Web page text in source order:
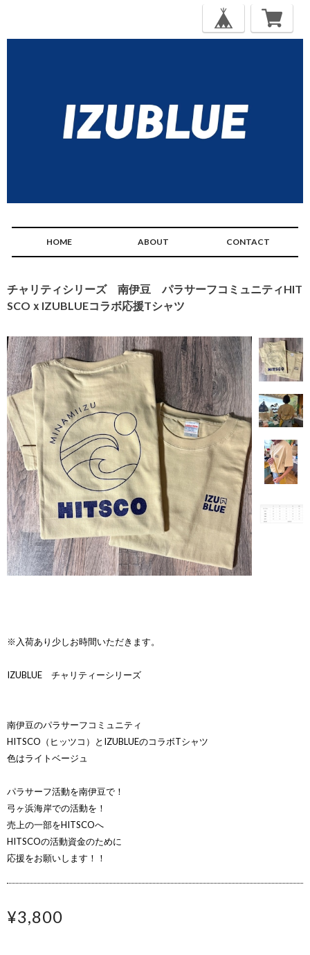
HOME ABOUT CONTACT
チャリティシリーズ 南伊豆 パラサーフコミュニティHIT
SCOｘIZUBLUEコラボ応援Tシャツ
※入荷あり少しお時間いただきます。
IZUBLUE チャリティーシリーズ
南伊豆のパラサーフコミュニティ
HITSCO（ヒッツコ）とIZUBLUEのコラボTシャツ
色はライトベージュ
パラサーフ活動を南伊豆で！
弓ヶ浜海岸での活動を！
売上の一部をHITSCOへ
HITSCOの活動資金のために
応援をお願いします！！
¥3,800